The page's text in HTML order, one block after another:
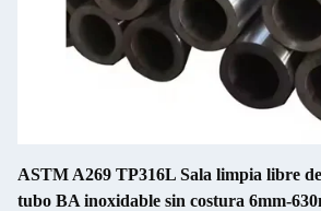
ASTM A269 TP316L Sala limpia libre
tubo BA inoxidable sin costura 6mm-